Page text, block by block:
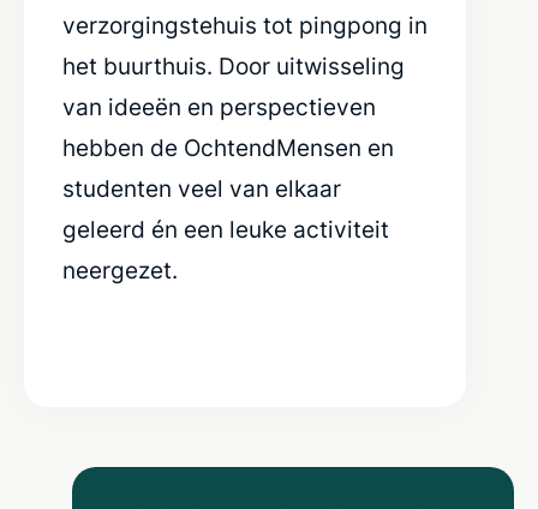
verzorgingstehuis tot pingpong in
het buurthuis. Door uitwisseling
van ideeën en perspectieven
hebben de OchtendMensen en
studenten veel van elkaar
geleerd én een leuke activiteit
neergezet.